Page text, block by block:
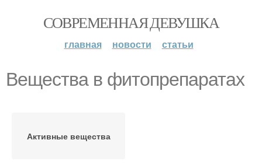
СОВРЕМЕННАЯ ДЕВУШКА
главная новости статьи
Вещества в фитопрепаратах
Активные вещества